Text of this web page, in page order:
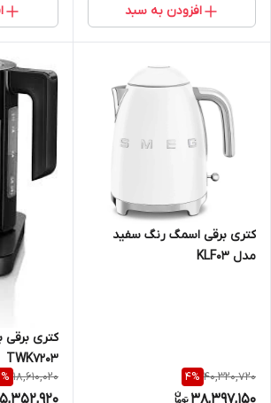
افزودن به سبد
کتری برقی اسمگ رنگ سفید
مدل KLF03
40,320,720
4%
TWK7203
18,610,020
%